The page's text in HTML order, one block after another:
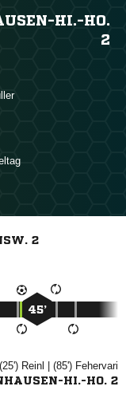
HI.-HO.
2
2
45’
(25')  | (85') 
HI.-HO. 2